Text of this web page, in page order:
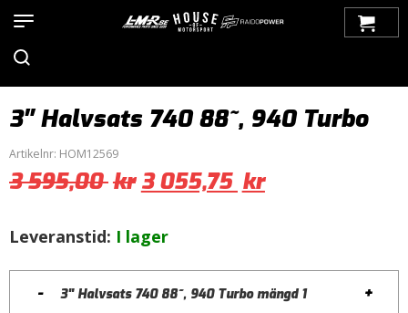
Avgassystem / Tillbehör>
3,0'' JT/KL Avgassystem
3″ Halvsats 740 88~, 940 Turbo
Artikelnr: HOM12569
3 595,00kr 3 055,75 kr
Leveranstid: I lager
- 3" Halvsats 740 88~, 940 Turbo mängd +